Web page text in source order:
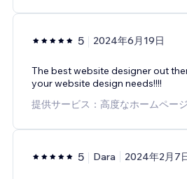
5 2024年6月19日
The best website designer out
your website design needs!!!!
提供サービス：高度なホームペー
5 Dara 2024年2月7